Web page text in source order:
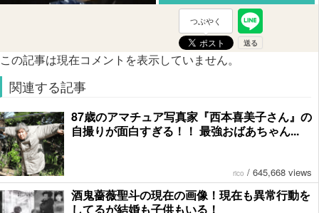
つぶやく
この記事は現在コメントを表示していません。
関連する記事
87歳のアマチュア写真家『西本喜美子さん』の
自撮りが面白すぎる！！ 最強おばあちゃん...
rico / 645,668 views
酒鬼薔薇聖斗の現在の画像！現在も異常行動を
してるが結婚も子供もいる！